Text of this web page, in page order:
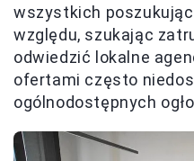
wszystkich
względu, szukając
odwiedzić lokalne
ofertami często
ogólnodostępnych